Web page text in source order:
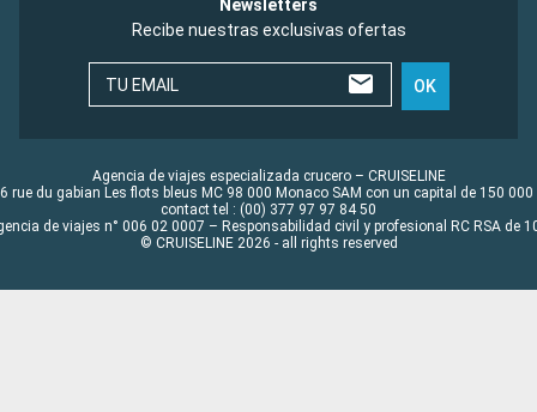
Newsletters
Recibe nuestras exclusivas ofertas
TU EMAIL OK
Agencia de viajes especializada crucero – CRUISELINE
rue du gabian Les flots bleus MC 98 000 Monaco SAM con un capital de 150 000
contact tel : (00) 377 97 97 84 50
de viajes n° 006 02 0007 – Responsabilidad civil y profesional RC RSA de
© CRUISELINE 2026 - all rights reserved